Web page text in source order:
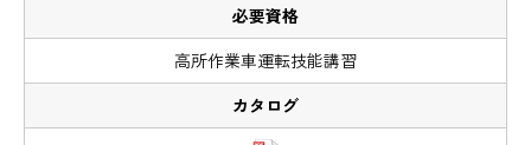
高所作業車運転技能講習